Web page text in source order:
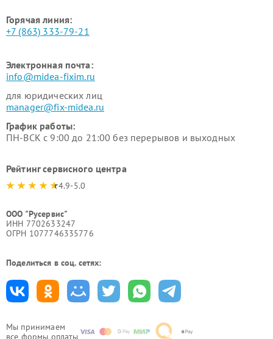
Мы принимаем
все формы оплаты
Горячая линия:
+7 (863) 333-79-21
Электронная почта:
info@midea-fixim.ru
для юридических лиц
manager@fix-midea.ru
График работы:
ПН-ВСК с 9:00 до 21:00 без перерывов и выходных
Рейтинг сервисного центра
4.9-5.0
ООО "Русервис"
ИНН 7702633247
ОГРН 1077746335776
Поделиться в соц. сетях: